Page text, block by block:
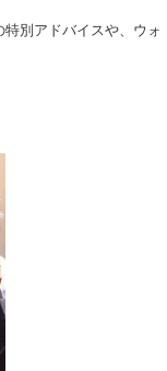
別アドバイスや、ウォ